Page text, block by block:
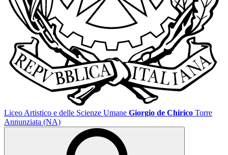
Liceo Artistico e delle Scienze Umane Giorgio de Chirico Torre
Annunziata (NA)